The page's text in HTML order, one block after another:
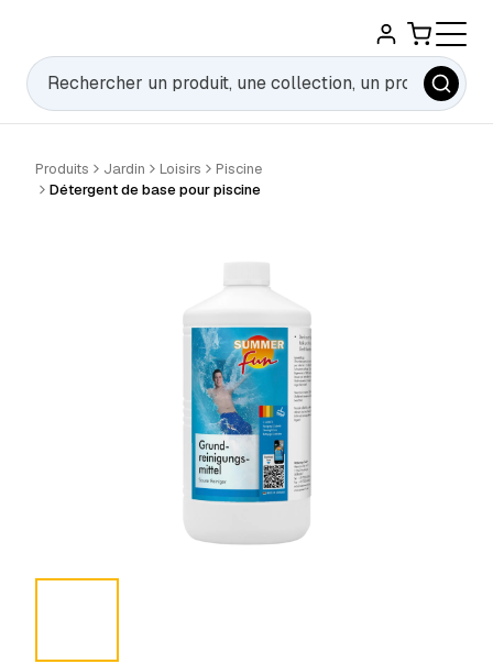
Rechercher
Produits Jardin Loisirs
Piscine
Détergent de base pour piscine